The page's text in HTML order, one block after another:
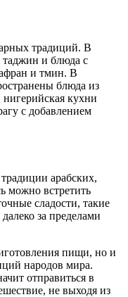
традиций. В
и блюда с
и тмин. В
блюда из
кухни
с добавлением
арабских,
можно встретить
сладости, такие
за пределами
пищи, но и
народов мира.
отправиться в
не выходя из